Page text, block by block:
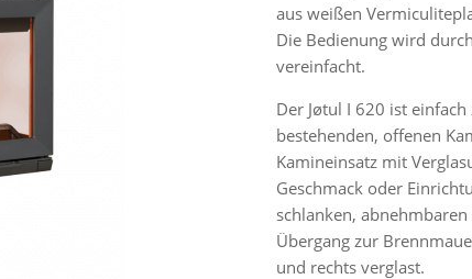
aus weißen
Die Bedienung wird
vereinfacht.
Der Jøtul I 620 ist
bestehenden, offenen
Kamineinsatz mit
Geschmack oder
schlanken,
Übergang zur
und rechts verglast.